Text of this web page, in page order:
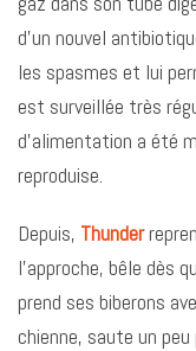
d’un nouvel
les spasmes et lui
est surveillée très
d’alimentation a été
reproduise.
Depuis, Thunder
l’approche, bêle dès
prend ses biberons
chienne, saute un